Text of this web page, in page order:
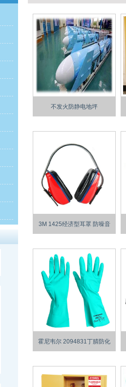
不发火防静电地坪
3M 1425经济型耳罩 防噪音
霍尼韦尔 2094831丁腈防化